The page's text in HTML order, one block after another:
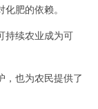
肥的依赖。
续农业成为可
也为农民提供了